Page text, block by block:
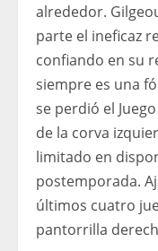
alrededor.
parte el ineficaz
confiando en su
siempre es una
se perdió el
de la corva
limitado en
postemporada.
últimos cuatro
pantorrilla